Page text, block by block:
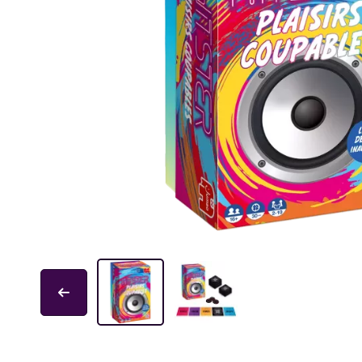
Educa
Garphill Games
GP Toys
Ice Makes
L'École des Loisirs
Nathan